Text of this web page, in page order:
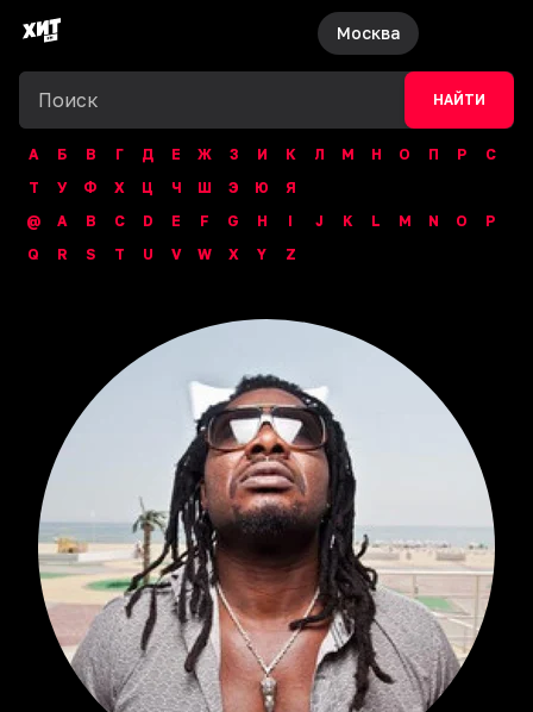
Москва
НАЙТИ
А Б В Г Д Е Ж З И К Л М Н О П Р
С
Т
У Ф Х Ц Ч Ш Э Ю
Я
@
A B C D E F G H I J K L M N O
P
Q
R S T U V W X Y Z